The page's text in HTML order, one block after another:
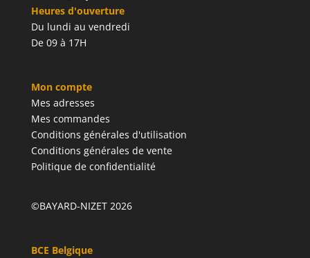
Heures d'ouverture
Du lundi au vendredi
De 09 à 17H
Mon compte
Mes adresses
Mes commandes
Conditions générales d'utilisation
Conditions générales de vente
Politique de confidentialité
©BAYARD-NIZET 2026
BCE Belgique